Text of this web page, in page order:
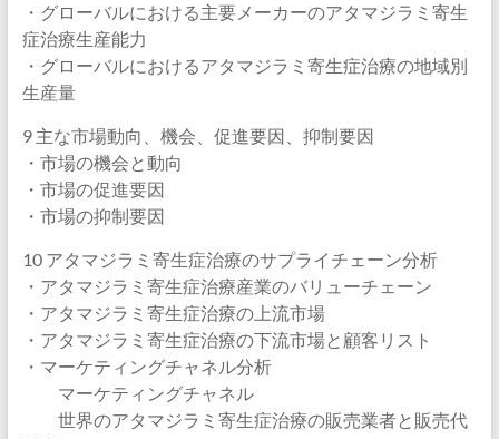
・グローバルにおける主要メーカーのアタマジラミ寄生
症治療生産能力
・グローバルにおけるアタマジラミ寄生症治療の地域別
生産量
9 主な市場動向、機会、促進要因、抑制要因
・市場の機会と動向
・市場の促進要因
・市場の抑制要因
10 アタマジラミ寄生症治療のサプライチェーン分析
・アタマジラミ寄生症治療産業のバリューチェーン
・アタマジラミ寄生症治療の上流市場
・アタマジラミ寄生症治療の下流市場と顧客リスト
・マーケティングチャネル分析
マーケティングチャネル
世界のアタマジラミ寄生症治療の販売業者と販売代